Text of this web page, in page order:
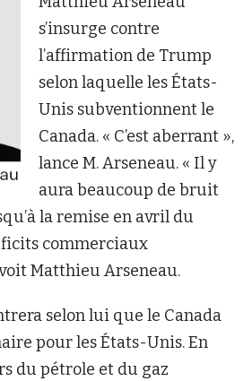
s’insurge contre
l’affirmation de Trump
selon laquelle les États-
Unis subventionnent le
Canada. « C’est aberrant »,
lance M. Arseneau. « Il y
aura beaucoup de bruit
la remise en avril du
commerciaux
Matthieu Arseneau.
selon lui que le Canada
pour les États-Unis. En
du pétrole et du gaz